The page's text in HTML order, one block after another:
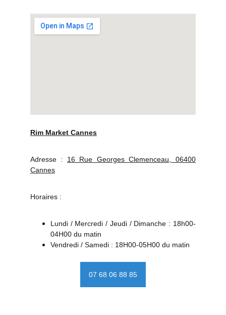
Rim Market Cannes
Adresse : 16 Rue Georges Clemenceau, 06400
Cannes
Horaires :
Lundi / Mercredi / Jeudi / Dimanche : 18h00-
04H00 du matin
Vendredi / Samedi : 18H00-05H00 du matin
07 68 06 88 85